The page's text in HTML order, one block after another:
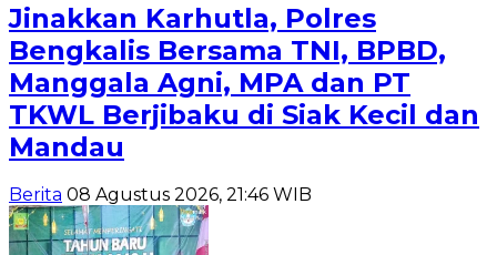
Jinakkan Karhutla, Polres
Bengkalis Bersama TNI, BPBD,
Manggala Agni, MPA dan PT
TKWL Berjibaku di Siak Kecil dan
Mandau
Berita 08 Agustus 2026, 21:46 WIB